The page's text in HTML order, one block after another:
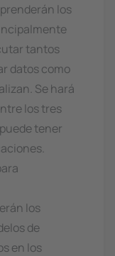
los
tantos
datos como
Se hará
los tres
tener
los
de
en los